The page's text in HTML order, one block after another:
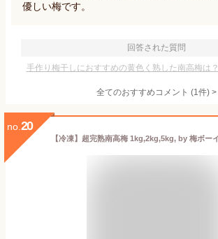
優しい梅です。
回答された質問
手作り梅干しにおすすめの黄色く熟した南高梅は？
全てのおすすめコメント (1件) >
no. 20